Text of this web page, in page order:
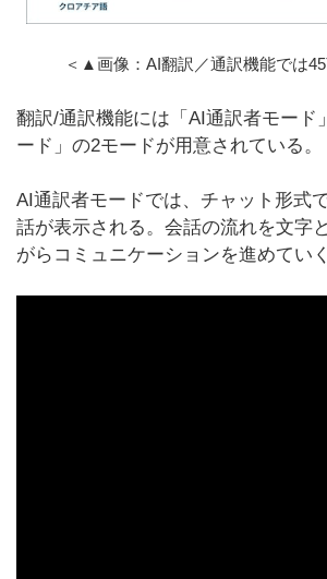
＜▲画像：AI翻訳／通訳機能では
翻訳/通訳機能には「AI通訳者モード
ード」の2モードが用意されている。
AI通訳者モードでは、チャット形式
話が表示される。会話の流れを文字
がらコミュニケーションを進めてい